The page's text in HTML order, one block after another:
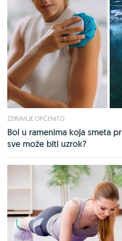
ZDRAVLJE OPĆENITO
Bol u ramenima koja smeta
sve može biti uzrok?